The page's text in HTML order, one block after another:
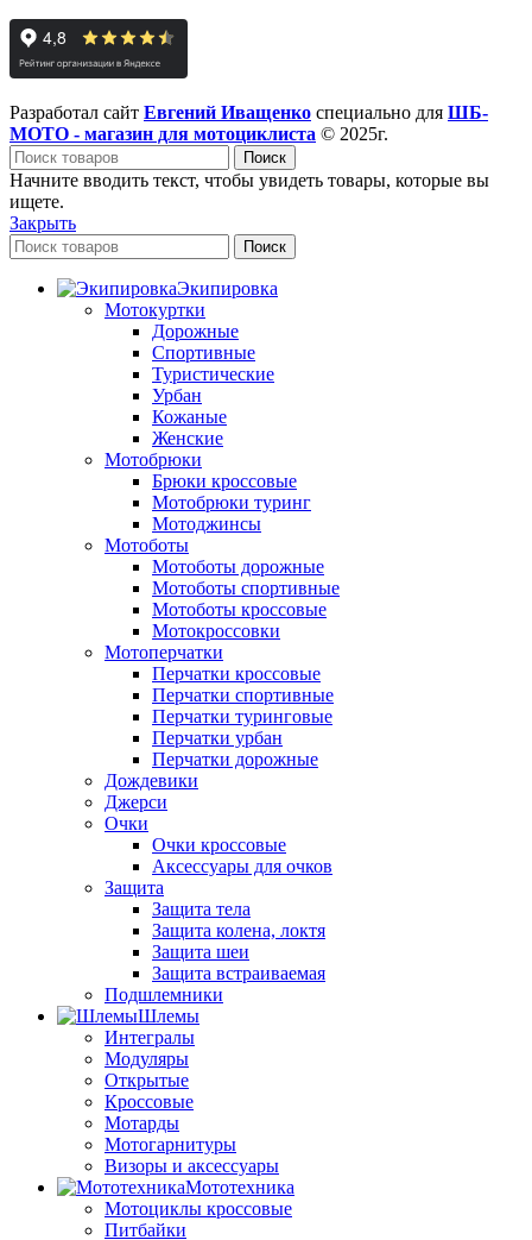
Разработал сайт Евгений Иващенко специально для ШБ-
МОТО - магазин для мотоциклиста © 2025г.
Поиск
Начните вводить текст, чтобы увидеть товары, которые вы
ищете.
Закрыть
Поиск
Экипировка
Мотокуртки
Дорожные
Спортивные
Туристические
Урбан
Кожаные
Женские
Мотобрюки
Брюки кроссовые
Мотобрюки туринг
Мотоджинсы
Мотоботы
Мотоботы дорожные
Мотоботы спортивные
Мотоботы кроссовые
Мотокроссовки
Мотоперчатки
Перчатки кроссовые
Перчатки спортивные
Перчатки туринговые
Перчатки урбан
Перчатки дорожные
Дождевики
Джерси
Очки
Очки кроссовые
Аксессуары для очков
Защита
Защита тела
Защита колена, локтя
Защита шеи
Защита встраиваемая
Подшлемники
Шлемы
Интегралы
Модуляры
Открытые
Кроссовые
Мотарды
Мотогарнитуры
Визоры и аксессуары
Мототехника
Мотоциклы кроссовые
Питбайки